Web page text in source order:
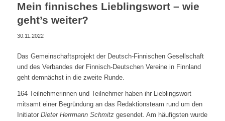
Mein finnisches Lieblingswort – wie
geht’s weiter?
30.11.2022
Das Gemeinschaftsprojekt der Deutsch-Finnischen Gesellschaft
und des Verbandes der Finnisch-Deutschen Vereine in Finnland
geht demnächst in die zweite Runde.
164 Teilnehmerinnen und Teilnehmer haben ihr Lieblingswort
mitsamt einer Begründung an das Redaktionsteam rund um den
Initiator Dieter Herrmann Schmitzgesendet. Am häufigsten wurde